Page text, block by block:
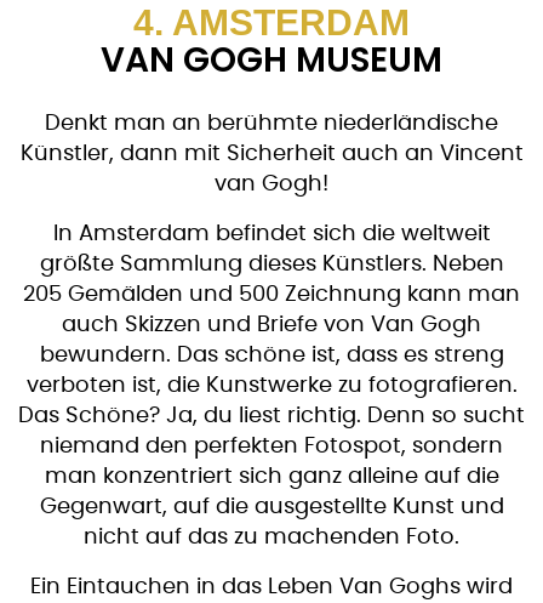
4. AMSTERDAM
VAN GOGH MUSEUM
Denkt man an berühmte niederländische
Künstler, dann mit Sicherheit auch an Vincent
van Gogh!
In Amsterdam befindet sich die weltweit
größte Sammlung dieses Künstlers. Neben
205 Gemälden und 500 Zeichnung kann man
auch Skizzen und Briefe von Van Gogh
bewundern. Das schöne ist, dass es streng
verboten ist, die Kunstwerke zu fotografieren.
Das Schöne? Ja, du liest richtig. Denn so sucht
niemand den perfekten Fotospot, sondern
man konzentriert sich ganz alleine auf die
Gegenwart, auf die ausgestellte Kunst und
nicht auf das zu machenden Foto.
Ein Eintauchen in das Leben Van Goghs wird